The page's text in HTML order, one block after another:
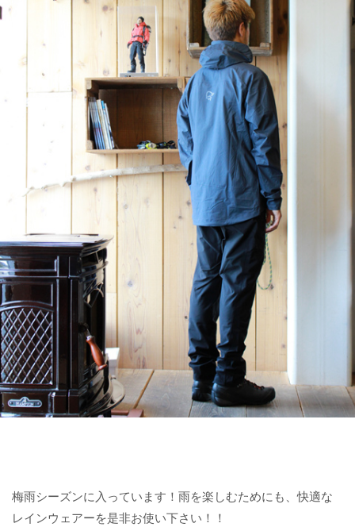
梅雨シーズンに入っています！雨を楽しむためにも、快適な
レインウェアーを是非お使い下さい！！